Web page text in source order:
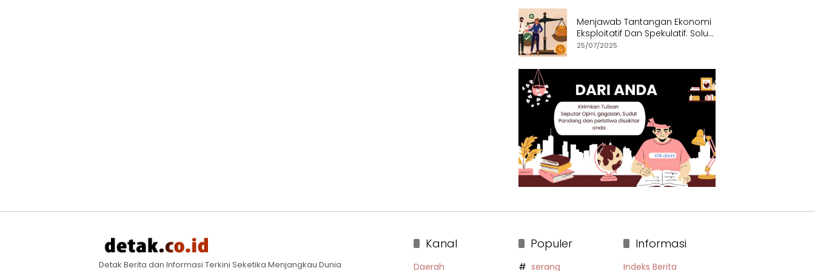
Menjawab Tantangan Ekonomi
Eksploitatif Dan Spekulatif: Solusi
Etis dan Berkeadilan
25/07/2025
Detak Berita dan Informasi Terkini Seketika Menjangkau Dunia
Kanal
Daerah
Populer
serang
Informasi
Indeks Berita